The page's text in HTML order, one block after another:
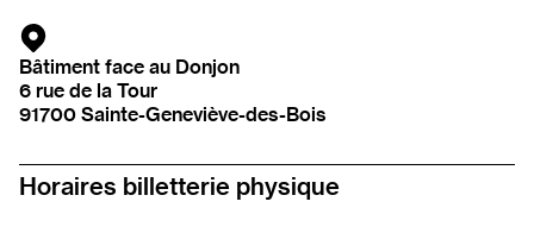
Bâtiment face au Donjon
6 rue de la Tour
91700 Sainte-Geneviève-des-Bois
Horaires billetterie physique